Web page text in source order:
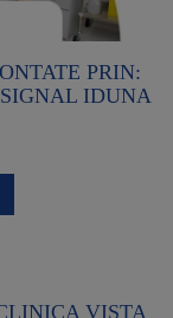
PRIN:
IDUNA
VISTA